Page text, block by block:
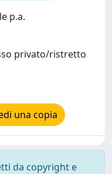
p.a.
privato/ristretto
una copia
da copyright e